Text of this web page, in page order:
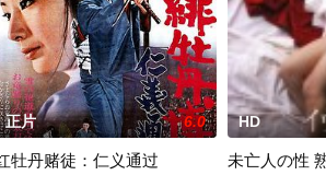
正片 6.0
牡丹赌徒：仁义通过
HD
未亡人の性